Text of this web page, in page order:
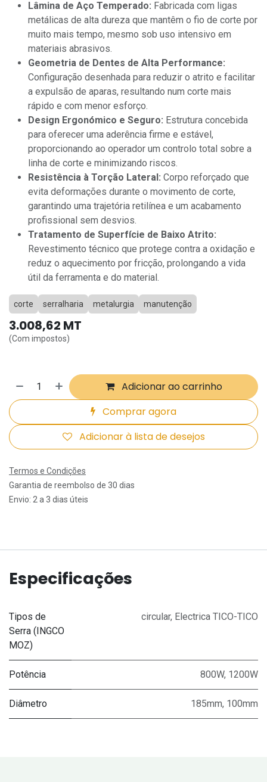
Lâmina de Aço Temperado: Fabricada com ligas
metálicas de alta dureza que mantêm o fio de corte por
muito mais tempo, mesmo sob uso intensivo em
materiais abrasivos.
Geometria de Dentes de Alta Performance:
Configuração desenhada para reduzir o atrito e facilitar
a expulsão de aparas, resultando num corte mais
rápido e com menor esforço.
Design Ergonómico e Seguro: Estrutura concebida
para oferecer uma aderência firme e estável,
proporcionando ao operador um controlo total sobre a
linha de corte e minimizando riscos.
Resistência à Torção Lateral: Corpo reforçado que
evita deformações durante o movimento de corte,
garantindo uma trajetória retilínea e um acabamento
profissional sem desvios.
Tratamento de Superfície de Baixo Atrito:
Revestimento técnico que protege contra a oxidação e
reduz o aquecimento por fricção, prolongando a vida
útil da ferramenta e do material.
corte serralharia metalurgia manutenção
3.008,62 MT
(Com impostos)
Adicionar ao carrinho
Comprar agora
Adicionar à lista de desejos
Termos e Condições
Garantia de reembolso de 30 dias
Envio: 2 a 3 dias úteis
Especificações
Tipos de
Serra (INGCO
MOZ)
circular, Electrica TICO-TICO
Potência 800W, 1200W
Diâmetro 185mm, 100mm